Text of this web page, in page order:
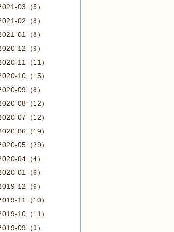
03（5）
02（8）
01（8）
12（9）
11（11）
10（15）
09（8）
08（12）
07（12）
06（19）
05（29）
04（4）
01（6）
12（6）
11（10）
10（11）
09（3）